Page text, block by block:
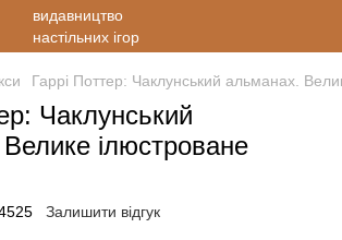
Гаррі Поттер: Чаклунський альманах.
Чаклунський
ілюстроване
Залишити відгук